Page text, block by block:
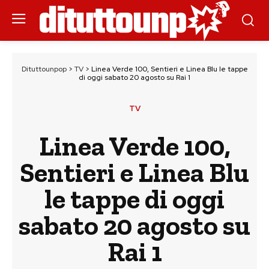
Dituttounpop> TV> Linea Verde 100, Sentieri e Linea Blu le tappe
di oggi sabato 20 agosto su Rai 1
TV
Linea Verde 100,
Sentieri e Linea Blu
le tappe di oggi
sabato 20 agosto su
Rai 1